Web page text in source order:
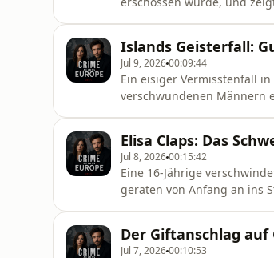
Islands Geisterfall:
Jul 9, 202600:09:44
Ein eisiger Vermisstenfall
verschwundenen Männern
Elisa Claps: Das
Jul 8, 202600:15:42
Eine 16-Jährige
geraten von Anfang an ins
Der Giftanschlag
Jul 7, 202600:10:53